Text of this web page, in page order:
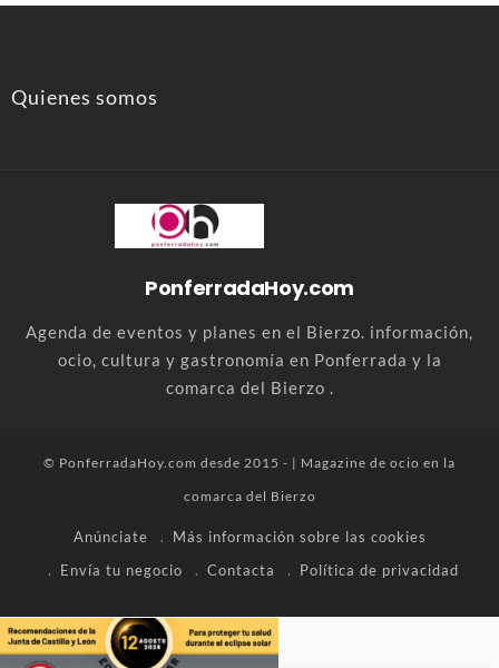
Quienes somos
PonferradaHoy.com
Agenda de eventos y planes en el Bierzo. información,
ocio, cultura y gastronomía en Ponferrada y la
comarca del Bierzo .
© PonferradaHoy.com desde 2015 - | Magazine de ocio en la
comarca del Bierzo
Anúnciate
Más información sobre las cookies
Envía tu negocio
Contacta Política de privacidad